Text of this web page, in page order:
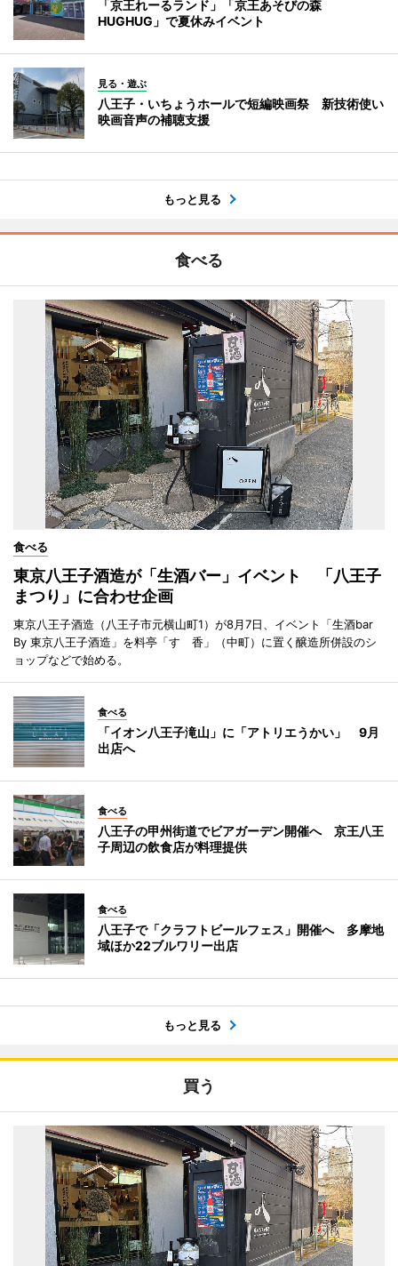
「京王れーるランド」「京王あそびの森
HUGHUG」で夏休みイベント
見る・遊ぶ
八王子・いちょうホールで短編映画祭 新技術使い
映画音声の補聴支援
もっと見る
食べる
食べる
東京八王子酒造が「生酒バー」イベント 「八王子
まつり」に合わせ企画
東京八王子酒造（八王子市元横山町1）が8月7日、イベント「生酒bar
By 東京八王子酒造」を料亭「すゞ香」（中町）に置く醸造所併設のシ
ョップなどで始める。
食べる
「イオン八王子滝山」に「アトリエうかい」 9月
出店へ
食べる
八王子の甲州街道でビアガーデン開催へ 京王八王
子周辺の飲食店が料理提供
食べる
八王子で「クラフトビールフェス」開催へ 多摩地
域ほか22ブルワリー出店
もっと見る
買う